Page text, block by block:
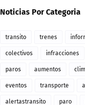
Noticias Por Categoria
transito trenes
colectivos infracciones
paros aumentos
eventos transporte
alertastransito paro